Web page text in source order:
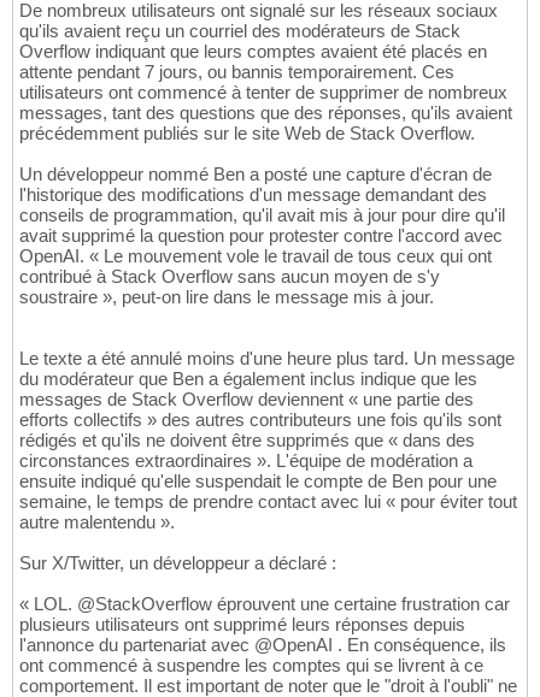
De nombreux utilisateurs ont signalé sur les réseaux sociaux
qu'ils avaient reçu un courriel des modérateurs de Stack
Overflow indiquant que leurs comptes avaient été placés en
attente pendant 7 jours, ou bannis temporairement. Ces
utilisateurs ont commencé à tenter de supprimer de nombreux
messages, tant des questions que des réponses, qu'ils avaient
précédemment publiés sur le site Web de Stack Overflow.
Un développeur nommé Ben a posté une capture d'écran de
l'historique des modifications d'un message demandant des
conseils de programmation, qu'il avait mis à jour pour dire qu'il
avait supprimé la question pour protester contre l'accord avec
OpenAI. « Le mouvement vole le travail de tous ceux qui ont
contribué à Stack Overflow sans aucun moyen de s'y
soustraire », peut-on lire dans le message mis à jour.
Le texte a été annulé moins d'une heure plus tard. Un message
du modérateur que Ben a également inclus indique que les
messages de Stack Overflow deviennent « une partie des
efforts collectifs » des autres contributeurs une fois qu'ils sont
rédigés et qu'ils ne doivent être supprimés que « dans des
circonstances extraordinaires ». L'équipe de modération a
ensuite indiqué qu'elle suspendait le compte de Ben pour une
semaine, le temps de prendre contact avec lui « pour éviter tout
autre malentendu ».
Sur X/Twitter, un développeur a déclaré :
« LOL. @StackOverflow éprouvent une certaine frustration car
plusieurs utilisateurs ont supprimé leurs réponses depuis
l'annonce du partenariat avec @OpenAI . En conséquence, ils
ont commencé à suspendre les comptes qui se livrent à ce
comportement. Il est important de noter que le "droit à l'oubli" ne